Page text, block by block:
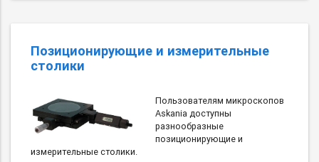
Позиционирующие и измерительные
столики
Пользователям микроскопов
Askania доступны
разнообразные
позиционирующие и
измерительные столики.